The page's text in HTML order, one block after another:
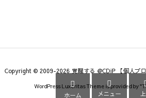
Copyright © 2009-2026 覚醒する @CDiP 【個人ブロ
WordPress Luxeritas Theme is provided by "

ホーム

メニュー